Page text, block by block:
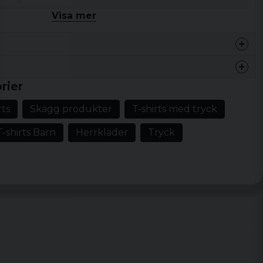
XXL, 3XL, 4XL och 5XL
Bredd Längd
48,5 cm 73,5 cm
Visa mer
man 😂
and super fast delivery.
Skägg produkter T-shirts med tryck
shirts Barn Herrkläder Tryck